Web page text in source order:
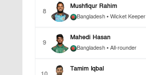
8
Mushfiqur Rahim
Bangladesh • Wicket Keeper
9
Mahedi Hasan
Bangladesh • All-rounder
Tamim Iqbal